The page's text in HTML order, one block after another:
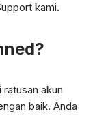
kami.
ratusan akun
baik. Anda